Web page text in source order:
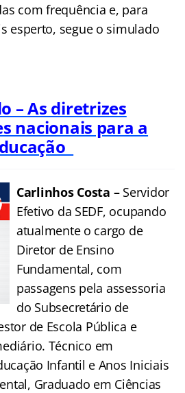
com frequência e, para
esperto, segue o simulado
– As diretrizes
nacionais para a
Carlinhos Costa – Servidor
Efetivo da SEDF, ocupando
atualmente o cargo de
Diretor de Ensino
Fundamental, com
passagens pela assessoria
do Subsecretário de
de Escola Pública e
Técnico em
Infantil e Anos Iniciais
Graduado em Ciências